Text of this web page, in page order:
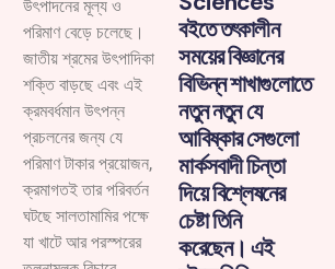
উৎপাদনের মূল্য ও
পরিমাণ বেড়ে চলেছে।
জাতীয় শ্রমের উৎপাদিকা
শক্তি বাড়ছে এবং এই
ক্রমবর্ধমান উৎপন্ন
প্রচলনের জন্য যে
পরিমাণ টাকার প্রয়োজন,
ক্রমাগতই তার পরিবর্তন
ঘটছে সালতামামির পক্ষে
যা খাটে আর পরস্পরের
বইতে তৎকালীন
সময়ের বিজ্ঞানের
বিভিন্ন শাখাগুলোতে
নতুন নতুন যে
আবিষ্কার সেগুলো
মার্কসবাদী চিন্তা
দিয়ে বিশ্লেষনের
চেষ্টা তিনি
করেছেন। এই